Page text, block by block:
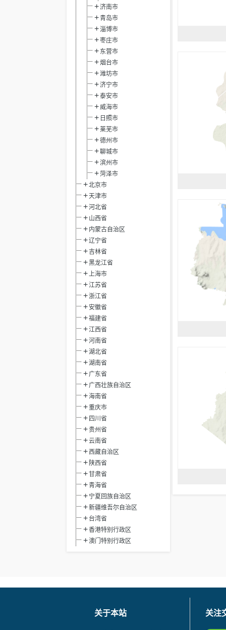
济南市
青岛市
淄博市
枣庄市
东营市
烟台市
潍坊市
济宁市
泰安市
威海市
日照市
莱芜市
德州市
聊城市
滨州市
菏泽市
北京市
天津市
河北省
山西省
内蒙古自治区
辽宁省
吉林省
黑龙江省
上海市
江苏省
浙江省
安徽省
福建省
江西省
河南省
湖北省
湖南省
广东省
广西壮族自治区
海南省
重庆市
四川省
贵州省
云南省
西藏自治区
陕西省
甘肃省
青海省
宁夏回族自治区
新疆维吾尔自治区
台湾省
香港特别行政区
澳门特别行政区
关于本站 关注